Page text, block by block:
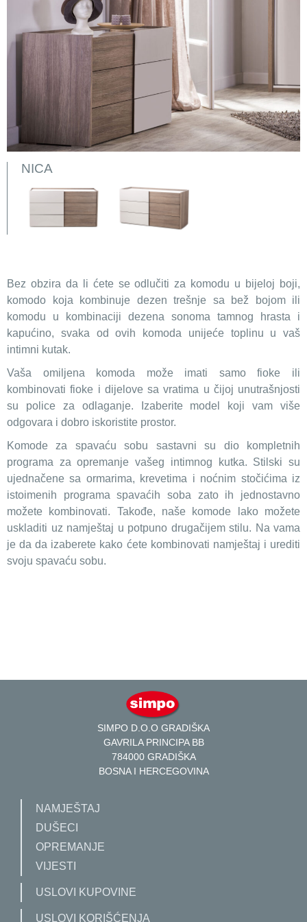
NICA
Bez obzira da li ćete se odlučiti za komodu u bijeloj boji,
komodo koja kombinuje dezen trešnje sa bež bojom ili
komodu u kombinaciji dezena sonoma tamnog hrasta i
kapućino, svaka od ovih komoda unijeće toplinu u vaš
intimni kutak.
Vaša omiljena komoda može imati samo fioke ili
kombinovati fioke i dijelove sa vratima u čijoj unutrašnjosti
su police za odlaganje. Izaberite model koji vam više
odgovara i dobro iskoristite prostor.
Komode za spavaću sobu sastavni su dio kompletnih
programa za opremanje vašeg intimnog kutka. Stilski su
ujednačene sa ormarima, krevetima i noćnim stočićima iz
istoimenih programa spavaćih soba zato ih jednostavno
možete kombinovati. Takođe, naše komode lako možete
uskladiti uz namještaj u potpuno drugačijem stilu. Na vama
je da da izaberete kako ćete kombinovati namještaj i urediti
svoju spavaću sobu.
SIMPO D.O.O GRADIŠKA
GAVRILA PRINCIPA BB
784000 GRADIŠKA
BOSNA I HERCEGOVINA
NAMJEŠTAJ
DUŠECI
OPREMANJE
VIJESTI
USLOVI KUPOVINE
USLOVI KORIŠĆENJA